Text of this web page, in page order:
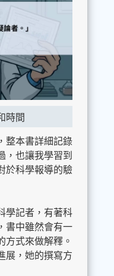
時間
整本書詳細記錄
，也讓我學習到
於科學報導的驗
學記者，有著科
書中雖然會有一
方式來做解釋。
展，她的撰寫方